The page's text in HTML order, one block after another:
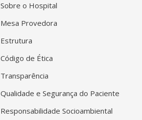
Sobre o Hospital
Mesa Provedora
Estrutura
Código de Ética
Transparência
Qualidade e Segurança do Paciente
Responsabilidade Socioambiental